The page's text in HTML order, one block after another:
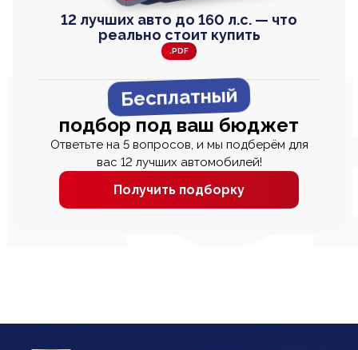
12 лучших авто до 160 л.с. — что
реально стоит купить
.PDF
Бесплатный
подбор под ваш бюджет
Ответьте на 5 вопросов, и мы подберём для
вас 12 лучших автомобилей!
Получить подборку